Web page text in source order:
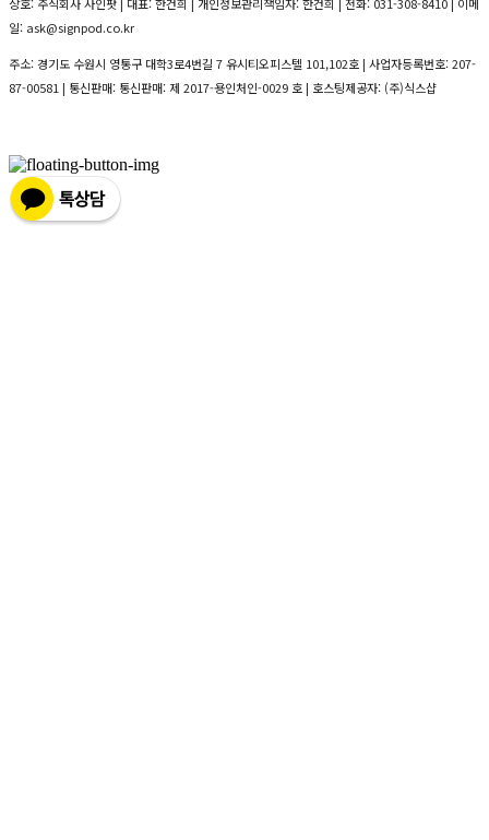
상호: 주식회사 사인팟 | 대표: 한건희 | 개인정보관리책임자: 한건희 | 전화: 031-308-8410 | 이메
일: ask@signpod.co.kr
주소: 경기도 수원시 영통구 대학3로4번길 7 유시티오피스텔 101,102호 | 사업자등록번호:207-
87-00581 | 통신판매: 통신판매: 제 2017-용인처인-0029 호 | 호스팅제공자: (주)식스샵